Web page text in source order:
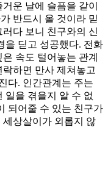
운 날에 슬픔을 같이
반드시 올 것이라 믿
다 보니 친구와의 신
을 딛고 성공했다. 전화
속도 털어놓는 관계
하면 만사 제쳐놓고
다. 인간관계는 주는
일을 겪을지 알 수 없
되어줄 수 있는 친구가
상살이가 외롭지 않